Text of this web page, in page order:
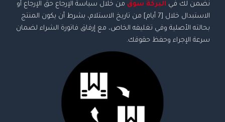
نضمن لك في البركة سوق من خلال سياسة الإرجاع حق الإرجاع أو
الاستبدال خلال [7 أيام] من تاريخ الاستلام، بشرط أن يكون المنتج
بحالته الأصلية وفي تغليفه الخاص، مع إرفاق فاتورة الشراء لضمان
سرعة الإجراء وحفظ حقوقك.